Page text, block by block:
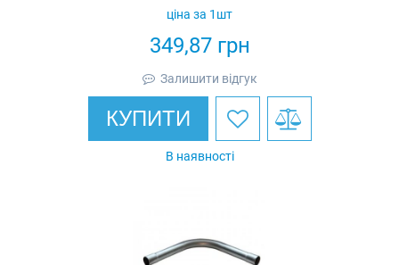
349,87грн
ціна за 1шт
Залишити відгук
КУПИТИ
В наявності